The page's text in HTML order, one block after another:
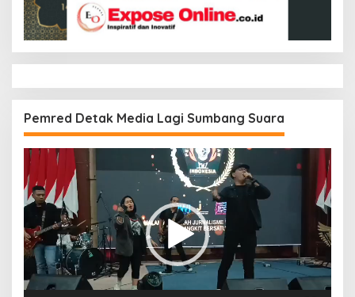
Pemred Detak Media Lagi Sumbang Suara
Pemutar
Video